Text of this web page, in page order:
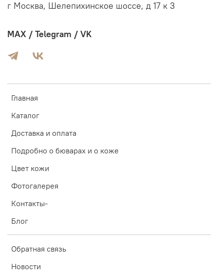
Главная
Каталог
Доставка и оплата
Подробно о бюварах и о коже
Цвет кожи
Фотогалерея
Контакты-
Блог
Обратная связь
Новости
г Москва, Шелепихинское шоссе, д 17 к 3
MAX / Telegram / VK